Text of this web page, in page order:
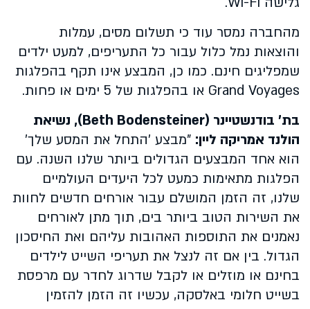
מהחברה נמסר עוד כי תשלום מסים, עמלות
והוצאות נמל כלול עבור כל התעריפים, למעט ילדים
שמפליגים חינם. כמו כן, המבצע אינו תקף בהפלגות
Grand Voyages או בהפלגות של 5 ימים או פחות.
בת' בודנשטיינר (Beth Bodensteiner), נשיאת
הולנד אמריקה ליין: "מבצע 'התחל את המסע שלך'
הוא אחד המבצעים הגדולים ביותר שלנו השנה. עם
הפלגות מתאימות כמעט לכל היעדים העולמיים
שלנו, זה הזמן המושלם עבור אורחים חדשים לחוות
את השירות הטוב ביותר בים, תוך מתן לאורחים
נאמנים את התוספות האהובות עליהם ואת החיסכון
הגדול. בין אם זה לנצל את תעריפי השייט לילדים
בחינם או מוזלים או לקבל שדרוג לחדר עם מרפסת
בשייט חלומי באלסקה, עכשיו זה הזמן להזמין